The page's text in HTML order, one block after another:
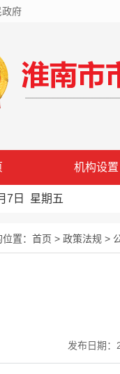
政府
机构设置
7日 星期五
置： 首页 > 政策法规 >
发布日期